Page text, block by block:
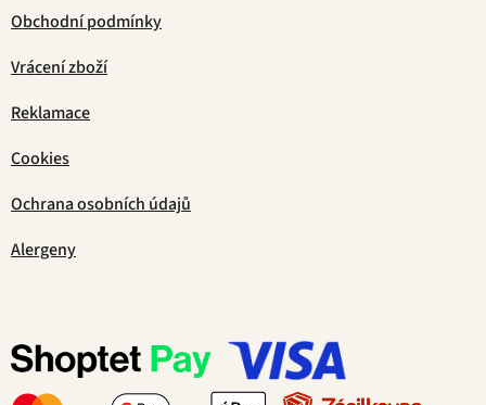
Obchodní podmínky
Vrácení zboží
Reklamace
Cookies
Ochrana osobních údajů
Alergeny